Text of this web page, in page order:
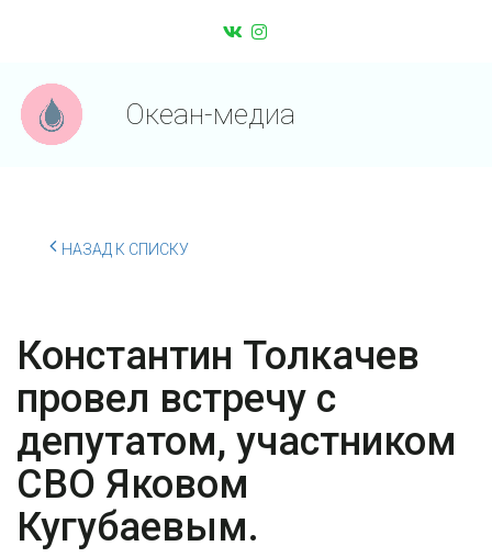
Океан-медиа
НАЗАД К СПИСКУ
Константин Толкачев
провел встречу с
депутатом, участником
СВО Яковом
Кугубаевым.